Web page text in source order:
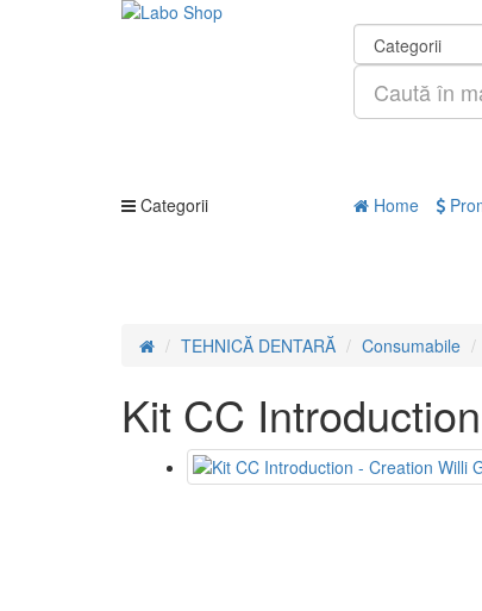
Categorii Home
TEHNICĂ DENTARĂ Consumabile
Kit CC